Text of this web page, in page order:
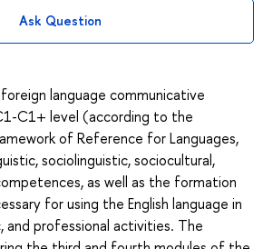
Ask Question
language communicative
C1+ level (according to the
of Reference for Languages,
sociolinguistic, sociocultural,
as well as the formation
for using the English language in
and professional activities. The